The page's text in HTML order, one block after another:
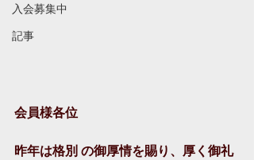
入会募集中
記事
会員様各位
昨年は格別 の御厚情を賜り、厚く御礼